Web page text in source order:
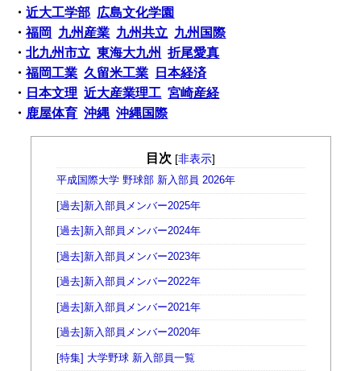
・近大工学部 広島文化学園
・福岡 九州産業 九州共立 九州国際
・北九州市立 東海大九州
折尾愛真
・福岡工業 久留米工業
日本経済
・ 日本文理 近大産業理工 宮崎産経
・ 鹿屋体育 沖縄 沖縄国際
目次 [非表示]
平成国際大学 野球部 新入部員 2026年
[過去]新入部員メンバー2025年
[過去]新入部員メンバー2024年
[過去]新入部員メンバー2023年
[過去]新入部員メンバー2022年
[過去]新入部員メンバー2021年
[過去]新入部員メンバー2020年
[特集] 大学野球 新入部員一覧